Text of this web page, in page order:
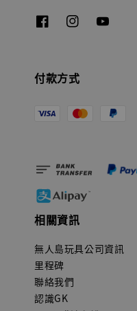
子彈飛 鵝城縣長
付款方式
相關資訊
無人島玩具公司資訊
里程碑
聯絡我們
認識GK